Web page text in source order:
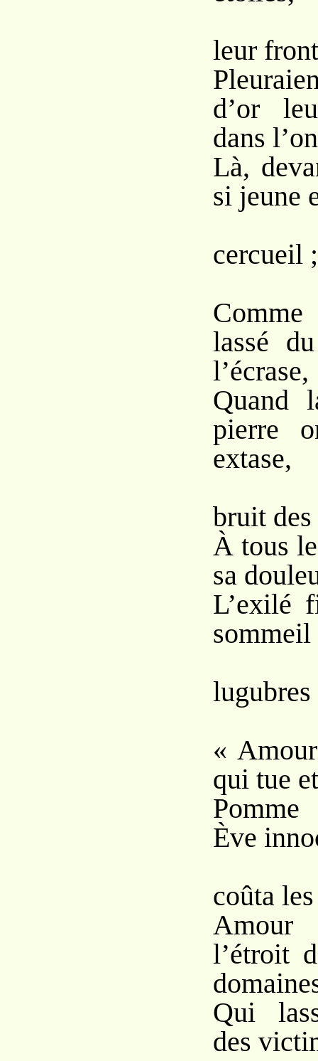
leur
d’or
dans
Là,
si jeune
cercueil ;
lassé
l’écrase,
Quand
pierre
extase,
bruit
À tous
sa
L’exilé
sommeil
lugubres
«
qui tue
Ève
coûta
Amour
l’étroit
Qui
des